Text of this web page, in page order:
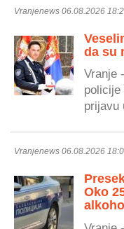
Vranjenews 06.08.2026
da su
Vranje
policije
prijavu
Vranjenews 06.08.2026
Oko